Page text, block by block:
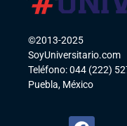
©2013-2025
SoyUniversitario.com
Teléfono: 044 (222)
Puebla, México